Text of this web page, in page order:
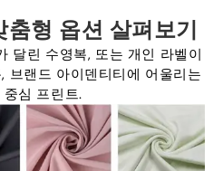
형 옵션 살펴보기
달린 수영복, 또는 개인 라벨이
브랜드 아이덴티티에 어울리는
중심 프린트.